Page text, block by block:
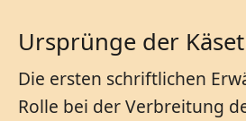
Ursprünge der
Die ersten schriftlichen
Rolle bei der Verbreitung